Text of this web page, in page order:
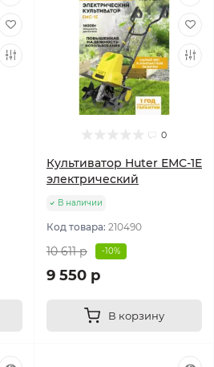
0
Культиватор Huter ЕМС-1E
электрический
В наличии
Код товара: 210490
10 611 р -10%
9 550 р
В корзину